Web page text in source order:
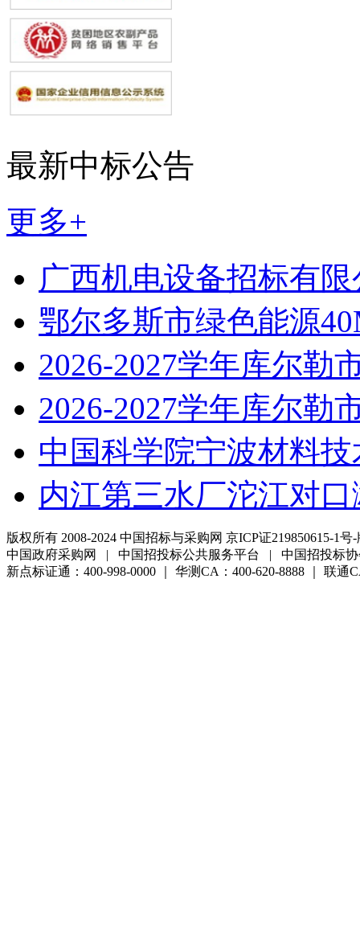
最新中标公告
更多+
广西机电设备招标有
鄂尔多斯市绿色能源
2026-2027学年库尔勒
2026-2027学年库尔勒
中国科学院宁波材料
内江第三水厂沱江对
版权所有 2008-2024 中国招标与采购网 京ICP证219850615-1号
中国政府采购网 | 中国招投标公共服务平台 | 中国招投标
新点标证通：400-998-0000 ｜ 华测CA：400-620-8888 ｜ 联通